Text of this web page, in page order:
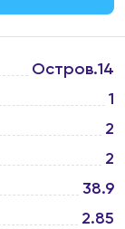
Остров.14
1
2
2
38.9
2.85